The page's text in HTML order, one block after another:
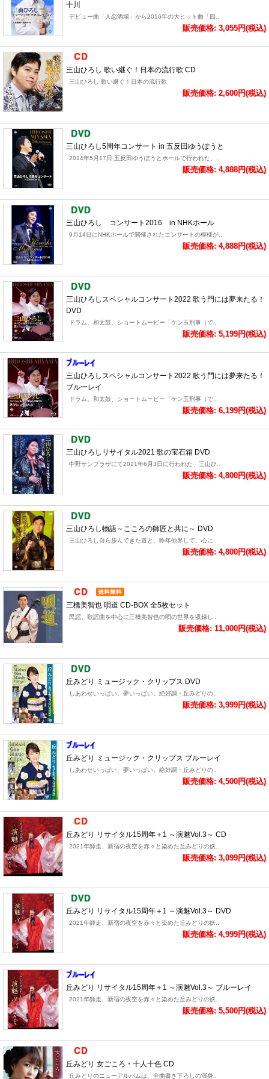
十川
デビュー曲「人恋酒場」から2016年の大ヒット曲「四..
販売価格: 3,055円(税込)
三山ひろし 歌い継ぐ！日本の流行歌 CD
三山ひろし 歌い継ぐ！日本の流行歌
販売価格: 2,600円(税込)
三山ひろし5周年コンサート in 五反田ゆうぽうと
2014年5月17日 五反田ゆうぽうとホールで行われた、..
販売価格: 4,888円(税込)
三山ひろし コンサート2016 in NHKホール
9月14日にNHKホールで開催されたコンサートの模様が..
販売価格: 4,888円(税込)
三山ひろしスペシャルコンサート2022 歌う門には夢来たる！
DVD
ドラム、和太鼓、ショートムービー「ケン玉刑事（で..
販売価格: 5,199円(税込)
三山ひろしスペシャルコンサート2022 歌う門には夢来たる！
ブルーレイ
ドラム、和太鼓、ショートムービー「ケン玉刑事（で..
販売価格: 6,199円(税込)
三山ひろしリサイタル2021 歌の宝石箱 DVD
中野サンプラザにて2021年6月3日に行われた、三山ひ..
販売価格: 4,800円(税込)
三山ひろし物語～こころの師匠と共に～ DVD
三山ひろし自ら歩んできた道と、昨年他界して、心に..
販売価格: 4,800円(税込)
三橋美智也 唄道 CD-BOX 全5枚セット
民謡、歌謡曲を中心に三橋美智也の唄の世界を収録し..
販売価格: 11,000円(税込)
丘みどり ミュージック・クリップス DVD
しあわせいっぱい、夢いっぱい。絶好調・丘みどりの..
販売価格: 3,999円(税込)
丘みどり ミュージック・クリップス ブルーレイ
しあわせいっぱい、夢いっぱい。絶好調・丘みどりの..
販売価格: 4,500円(税込)
丘みどり リサイタル15周年＋1 ～演魅Vol.3～ CD
2021年師走、新宿の夜空を赤々と染めた丘みどりの妖..
販売価格: 3,099円(税込)
丘みどり リサイタル15周年＋1 ～演魅Vol.3～ DVD
2021年師走、新宿の夜空を赤々と染めた丘みどりの妖..
販売価格: 4,999円(税込)
丘みどり リサイタル15周年＋1 ～演魅Vol.3～ ブルーレイ
2021年師走、新宿の夜空を赤々と染めた丘みどりの妖..
販売価格: 5,500円(税込)
丘みどり 女ごころ・十人十色 CD
丘みどりのニューアルバムは、全曲書き下ろしの渾身..